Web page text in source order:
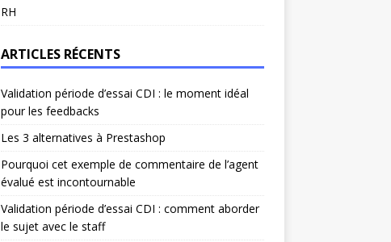
RH
ARTICLES RÉCENTS
Validation période d’essai CDI : le moment idéal
pour les feedbacks
Les 3 alternatives à Prestashop
Pourquoi cet exemple de commentaire de l’agent
évalué est incontournable
Validation période d’essai CDI : comment aborder
le sujet avec le staff